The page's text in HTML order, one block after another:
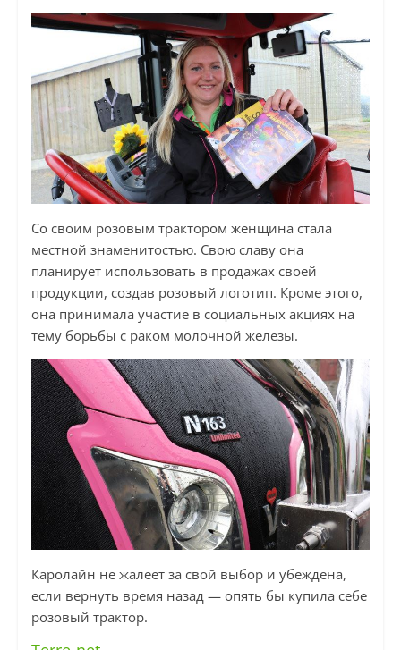
Со своим розовым трактором женщина стала
местной знаменитостью. Свою славу она
планирует использовать в продажах своей
продукции, создав розовый логотип. Кроме этого,
она принимала участие в социальных акциях на
тему борьбы с раком молочной железы.
Каролайн не жалеет за свой выбор и убеждена,
если вернуть время назад — опять бы купила себе
розовый трактор.